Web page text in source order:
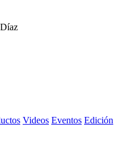
Videos Eventos Edición